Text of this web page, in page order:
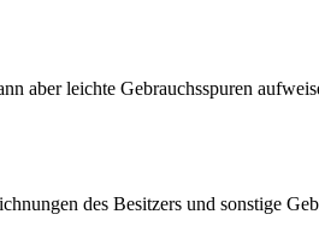
aber leichte Gebrauchsspuren
des Besitzers und sonstige